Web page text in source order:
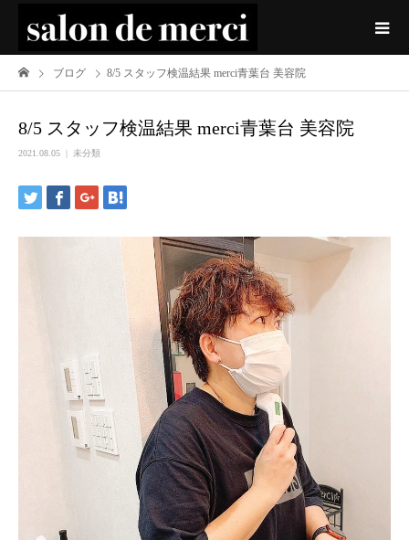
ブログ 8/5 スタッフ検温結果 merci青葉台 美容院
8/5 スタッフ検温結果 merci青葉台 美容院
2021.08.05 未分類